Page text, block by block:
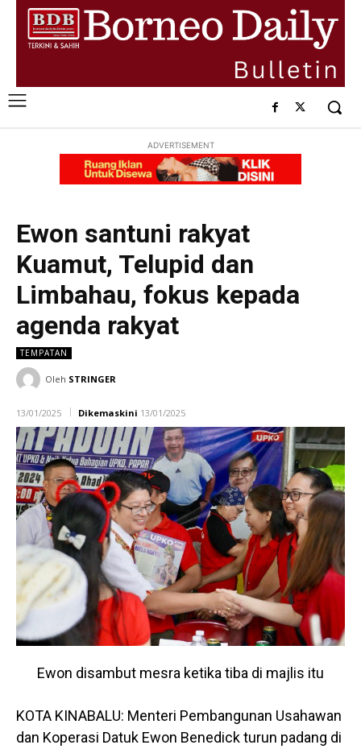
ADVERTISEMENT
Ewon santuni rakyat
Kuamut, Telupid dan
Limbahau, fokus kepada
agenda rakyat
TEMPATAN
Oleh STRINGER
13/01/2025 Dikemaskini 13/01/2025
Ewon disambut mesra ketika tiba di majlis itu
KOTA KINABALU: Menteri Pembangunan Usahawan
dan Koperasi Datuk Ewon Benedick turun padang di